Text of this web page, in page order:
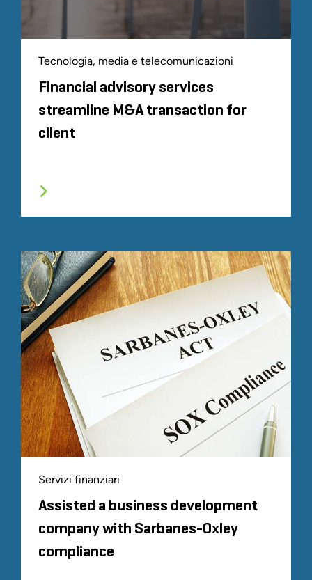
Tecnologia, media e telecomunicazioni
Financial advisory services
streamline M&A transaction for
client
Servizi finanziari
Assisted a business development
company with Sarbanes-Oxley
compliance